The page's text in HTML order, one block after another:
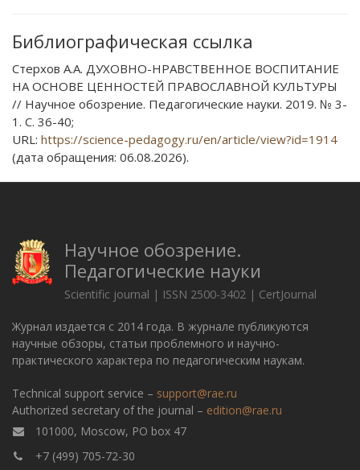
Библиографическая ссылка
Стерхов А.А. ДУХОВНО-НРАВСТВЕННОЕ ВОСПИТАНИЕ
НА ОСНОВЕ ЦЕННОСТЕЙ ПРАВОСЛАВНОЙ КУЛЬТУРЫ
// Научное обозрение. Педагогические науки. 2019. № 3-
1. С. 36-40;
URL: https://science-pedagogy.ru/en/article/view?id=1914
(дата обращения: 06.08.2026).
Научное обозрение.
Педагогические науки
Scientific journal | ISSN 2500-3402 | CertJournal
Журнал издается с 2014 года. В журнале публикуются
научные обзоры, статьи проблемного и научно-
практического характера по педагогическим наукам.
Technical support service – support@rae.ru
Authorized secretary of the journal – edition@rae.ru
101000, Moscow, PO box 47
+7 (499) 705-72-30